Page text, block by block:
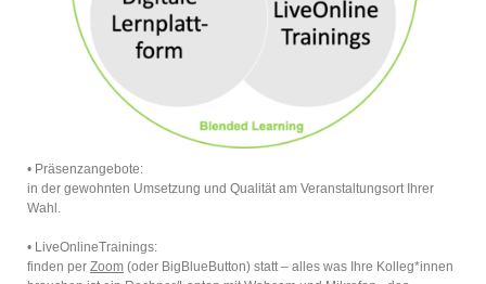
• Präsenzangebote:
in der gewohnten Umsetzung und Qualität am Veranstaltungsort Ihrer
Wahl.
• LiveOnlineTrainings:
finden per Zoom (oder BigBlueButton) statt – alles was Ihre Kolleg*innen